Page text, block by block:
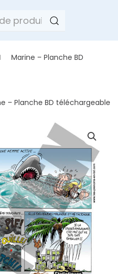
Marine – Planche BD
– Planche BD téléchargeable